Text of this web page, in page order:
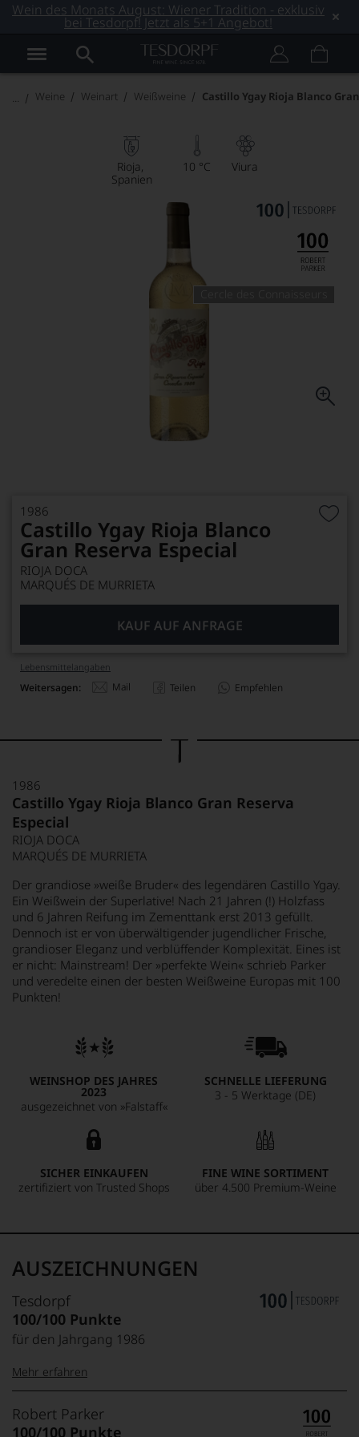
Wein des Monats August: Wiener Tradition - exklusiv
bei Tesdorpf! Jetzt als 5+1 Angebot!
Weine Weinart Weißweine Castillo Ygay Rioja Blanco
Rioja
Spanien
10 °C Viura
1986
Castillo Ygay Rioja Blanco
Gran Reserva Especial
RIOJA DOCA
MARQUÉS DE MURRIETA
KAUF AUF ANFRAGE
Lebensmittel­angaben
Weitersagen: Mail Teilen Empfehlen
1986
Castillo Ygay Rioja Blanco Gran Reserva
Especial
RIOJA DOCA
MARQUÉS DE MURRIETA
Der grandiose »weiße Bruder« des legendären Castillo Ygay.
Ein Weißwein der Superlative! Nach 21 Jahren (!) Holzfass
und 6 Jahren Reifung im Zementtank erst 2013 gefüllt.
Dennoch ist er von überwältigender jugendlicher Frische,
grandioser Eleganz und verblüffender Komplexität. Eines ist
er nicht: Mainstream! Der »perfekte Wein« schrieb Parker
und veredelte einen der besten Weißweine Europas mit 100
Punkten!
WEINSHOP DES JAHRES
2023
ausgezeichnet von »Falstaff«
SCHNELLE LIEFERUNG
3 - 5 Werktage (DE)
SICHER EINKAUFEN
zertifiziert von Trusted Shops
FINE WINE SORTIMENT
über 4.500 Premium-Weine
AUSZEICHNUNGEN
Tesdorpf
100/100 Punkte
für den Jahrgang 1986
99–100 Punkte:
Tesdorpf
Der
Mehr erfahren
Robert Parker
100/100 Punkte